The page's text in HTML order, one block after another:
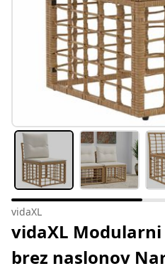
vidaXL
vidaXL
brez naslonov